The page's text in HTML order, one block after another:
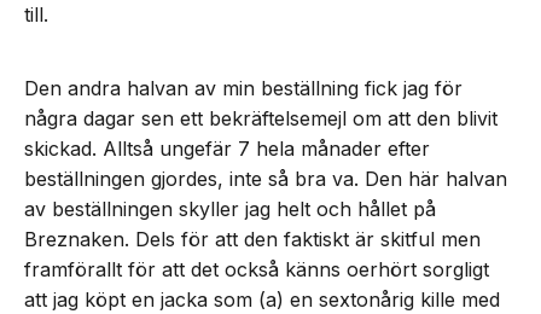
till.
Den andra halvan av min beställning fick jag för
några dagar sen ett bekräftelsemejl om att den blivit
skickad. Alltså ungefär 7 hela månader efter
beställningen gjordes, inte så bra va. Den här halvan
av beställningen skyller jag helt och hållet på
Breznaken. Dels för att den faktiskt är skitful men
framförallt för att det också känns oerhört sorgligt
att jag köpt en jacka som (a) en sextonårig kille med